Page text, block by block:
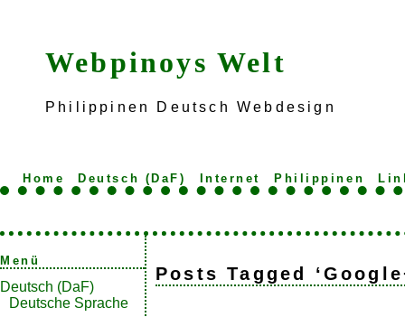
Webpinoys Welt
Philippinen Deutsch Webdesign
Home Deutsch (DaF) Internet Philippinen
Menü
Deutsch (DaF)
Deutsche Sprache
Posts Tagged